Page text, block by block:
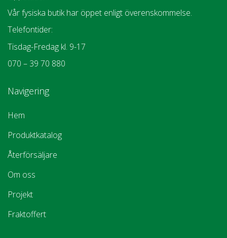
Vår fysiska butik har öppet enligt överenskommelse.
Telefontider:
Tisdag-Fredag kl. 9-17
070 – 39 70 880
Navigering
Hem
Produktkatalog
Återförsäljare
Om oss
Projekt
Fraktoffert